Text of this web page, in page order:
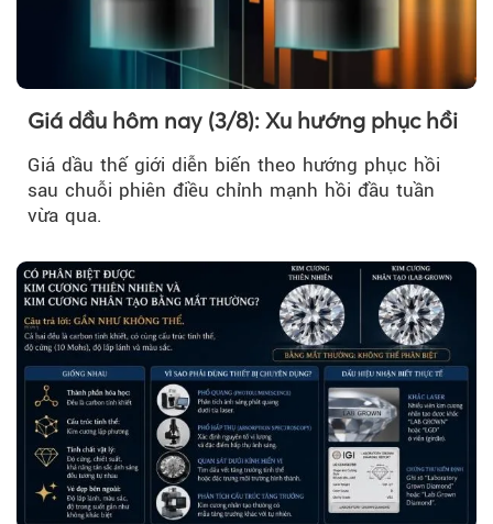
Giá dầu hôm nay (3/8): Xu hướng phục hồi
Giá dầu thế giới diễn biến theo hướng phục hồi
sau chuỗi phiên điều chỉnh mạnh hồi đầu tuần
vừa qua.